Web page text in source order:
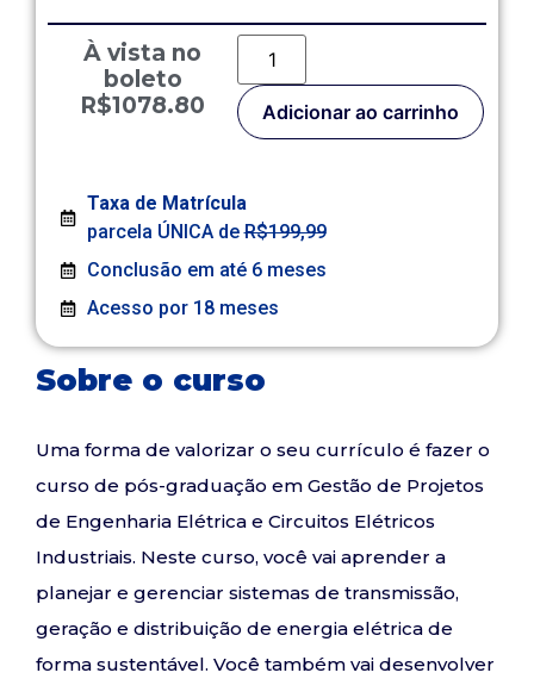
À vista no
boleto
R$1078.80
Adicionar ao carrinho
Taxa de Matrícula
parcela ÚNICA deR$199,99
Conclusão em até 6 meses
Acesso por 18 meses
Sobre o curso
Uma forma de valorizar o seu currículo é fazer o
curso de pós-graduação em Gestão de Projetos
de Engenharia Elétrica e Circuitos Elétricos
Industriais. Neste curso, você vai aprender a
planejar e gerenciar sistemas de transmissão,
geração e distribuição de energia elétrica de
forma sustentável. Você também vai desenvolver